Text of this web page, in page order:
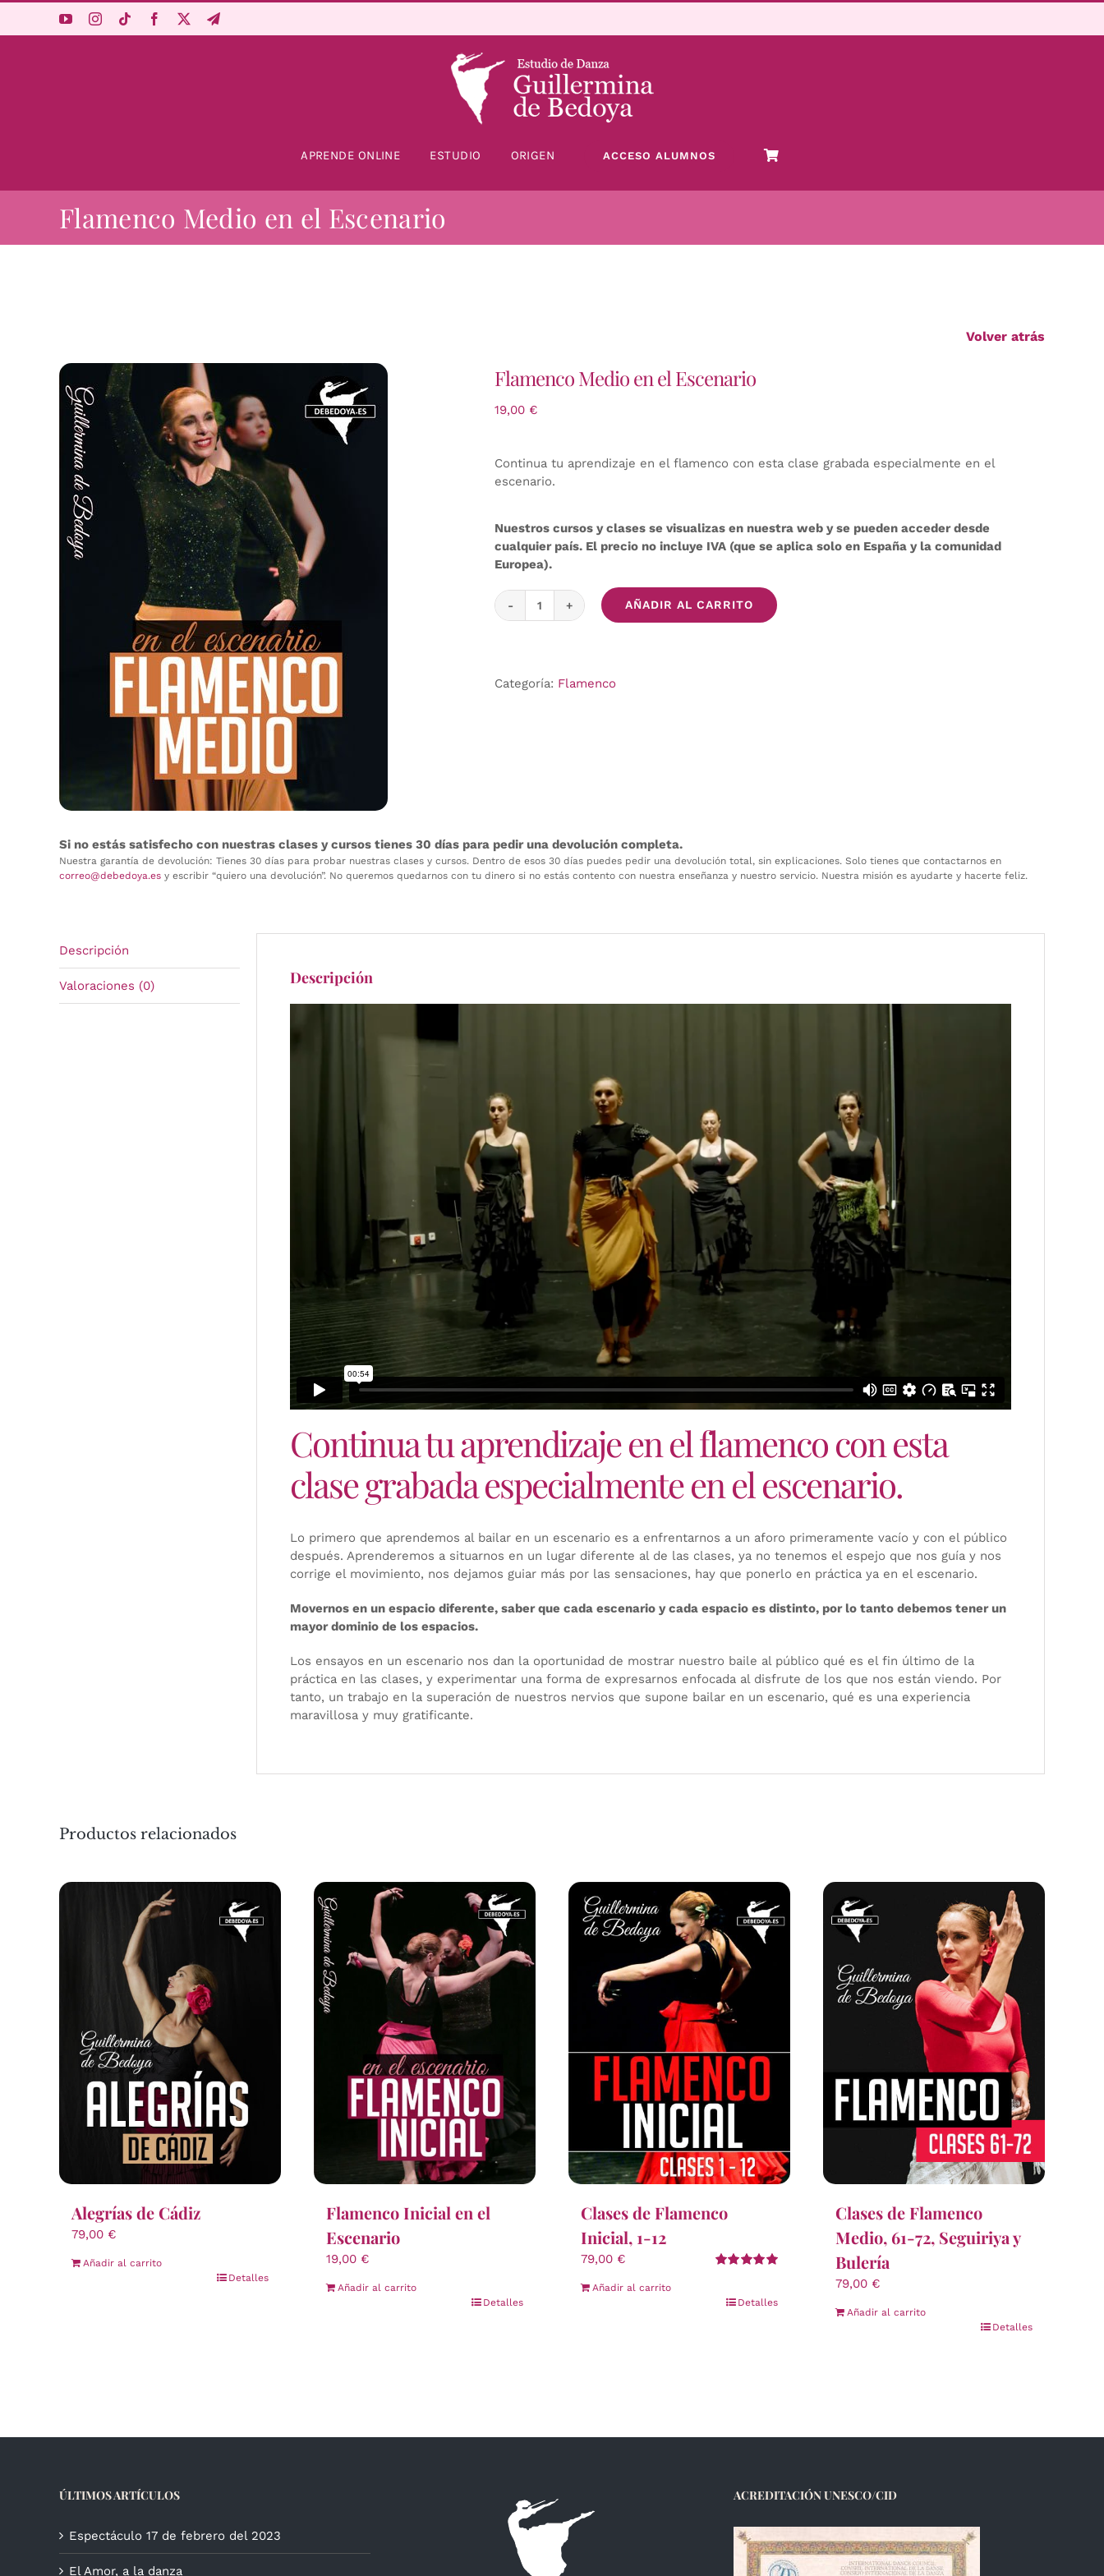
APRENDE ONLINE ESTUDIO ORIGEN ACCESO ALUMNOS
Flamenco Medio en el Escenario
Volver atrás
Flamenco Medio en el Escenario
19,00 €
Continua tu aprendizaje en el flamenco con esta clase grabada especialmente en el
escenario.
Nuestros cursos y clases se visualizas en nuestra web y se pueden acceder desde
cualquier país. El precio no incluye IVA (que se aplica solo en España y la comunidad
Europea).
Flamenco
Escenario
AÑADIR AL CARRITO
Categoría: Flamenco
Si no estás satisfecho con nuestras clases y cursos tienes 30 días para pedir una devolución completa.
Nuestra garantía de devolución: Tienes 30 días para probar nuestras clases y cursos. Dentro de esos 30 días puedes pedir una devolución total, sin explicaciones. Solo tienes que contactarnos en
correo@debedoya.es y escribir “quiero una devolución”. No queremos quedarnos con tu dinero si no estás contento con nuestra enseñanza y nuestro servicio. Nuestra misión es ayudarte y hacerte feliz.
Descripción
Valoraciones (0) Descripción
Continua tu aprendizaje en el flamenco con esta
clase grabada especialmente en el escenario.
Lo primero que aprendemos al bailar en un escenario es a enfrentarnos a un aforo primeramente vacío y con el público
después. Aprenderemos a situarnos en un lugar diferente al de las clases, ya no tenemos el espejo que nos guía y nos
corrige el movimiento, nos dejamos guiar más por las sensaciones, hay que ponerlo en práctica ya en el escenario.
Movernos en un espacio diferente, saber que cada escenario y cada espacio es distinto, por lo tanto debemos tener un
mayor dominio de los espacios.
Los ensayos en un escenario nos dan la oportunidad de mostrar nuestro baile al público qué es el fin último de la
práctica en las clases, y experimentar una forma de expresarnos enfocada al disfrute de los que nos están viendo. Por
tanto, un trabajo en la superación de nuestros nervios que supone bailar en un escenario, qué es una experiencia
maravillosa y muy gratificante.
Productos relacionados
Alegrías de Cádiz
79,00 €
Añadir al carrito
Detalles
Flamenco Inicial en el
Escenario
19,00 €
Añadir al carrito
Detalles
Clases de Flamenco
Inicial, 1-12
79,00 €
Añadir al carrito
Detalles
Clases de Flamenco
Medio, 61-72, Seguiriya y
Bulería
79,00 €
Añadir al carrito
Detalles
ÚLTIMOS ARTÍCULOS
Espectáculo 17 de febrero del 2023
El Amor, a la danza
ACREDITACIÓN UNESCO/CID